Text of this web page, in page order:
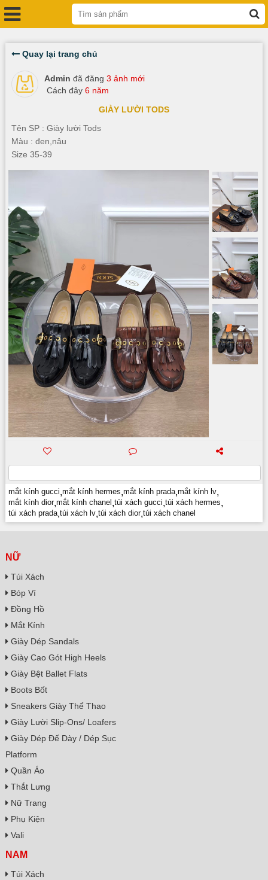
Quay lại trang chủ
Admin đã đăng 3 ảnh mới
Cách đây 6 năm
GIÀY LƯỜI TODS
Tên SP : Giày lười Tods
Màu : đen,nâu
Size 35-39
mắt kính gucci,mắt kính hermes,mắt kính prada,mắt kính lv,
mắt kính dior,mắt kính chanel ,túi xách gucci,túi xách hermes,
túi xách prada,túi xách lv,túi xách dior,túi xách chanel
NỮ
Túi Xách
Bóp Ví
Đồng Hồ
Mắt Kính
Giày Dép Sandals
Giày Cao Gót High Heels
Giày Bệt Ballet Flats
Boots Bốt
Sneakers Giày Thể Thao
Giày Lười Slip-Ons/ Loafers
Giày Dép Đế Dày / Dép Sục
Platform
Quần Áo
Thắt Lưng
Nữ Trang
Phụ Kiện
Vali
NAM
Túi Xách